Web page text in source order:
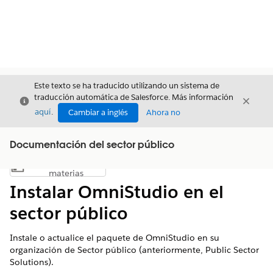
Cerrar
Este texto se ha traducido utilizando un sistema de
traducción automática de Salesforce. Más información
aquí. Cambiar a inglés Ahora no
Cerrar
Documentación del sector público
Mostrar índice de materias
materias
Instalar OmniStudio en el
sector público
Instale o actualice el paquete de OmniStudio en su
organización de Sector público (anteriormente, Public Sector
Solutions).